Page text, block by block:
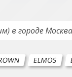
в городеМосква
ELMOS